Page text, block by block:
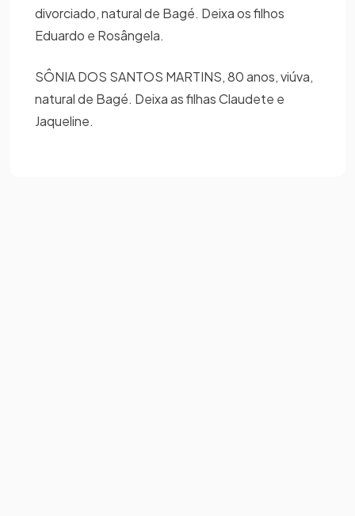
divorciado, natural de Bagé. Deixa os filhos
Eduardo e Rosângela.
SÔNIA DOS SANTOS MARTINS, 80 anos, viúva,
natural de Bagé. Deixa as filhas Claudete e
Jaqueline.